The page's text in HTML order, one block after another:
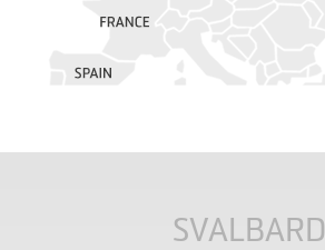
SVALBARD